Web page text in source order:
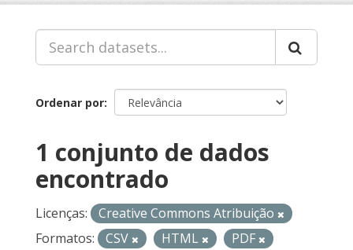
Ordenar por
1 conjunto de dados
encontrado
Licenças:
Creative Commons Atribuição
Formatos:
CSV HTML
PDF